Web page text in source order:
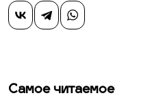
Самое читаемое